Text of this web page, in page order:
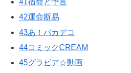
41宿命と予言
42運命断易
43あ！バカデコ
44コミックCREAM
45グラビア☆動画